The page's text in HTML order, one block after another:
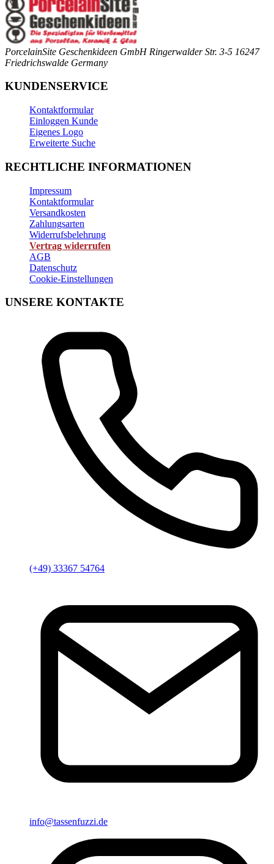
PorcelainSite Geschenkideen GmbH Ringerwalder Str. 3-5 16247
Friedrichswalde Germany
KUNDENSERVICE
Kontaktformular
Einloggen Kunde
Eigenes Logo
Erweiterte Suche
RECHTLICHE INFORMATIONEN
Impressum
Kontaktformular
Versandkosten
Zahlungsarten
Widerrufsbelehrung
Vertrag widerrufen
AGB
Datenschutz
Cookie-Einstellungen
UNSERE KONTAKTE
(+49) 33367 54764
info@tassenfuzzi.de